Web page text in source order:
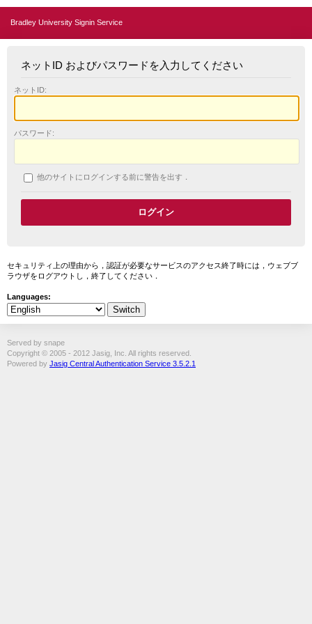
Bradley University Signin Service
ネットID およびパスワードを入力してください
ネットID:
パスワード:
他のサイトにログインする前に警告を出す．
セキュリティ上の理由から，認証が必要なサービスのアクセス終了時には，ウェブブ
ラウザをログアウトし，終了してください．
Languages:
Served by snape
Copyright © 2005 - 2012 Jasig, Inc. All rights reserved.
Powered by Jasig Central Authentication Service 3.5.2.1